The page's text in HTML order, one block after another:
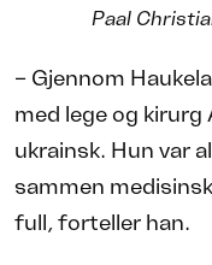
Paal
– Gjennom
med lege og kirurg
ukrainsk. Hun var
sammen
full, forteller han.